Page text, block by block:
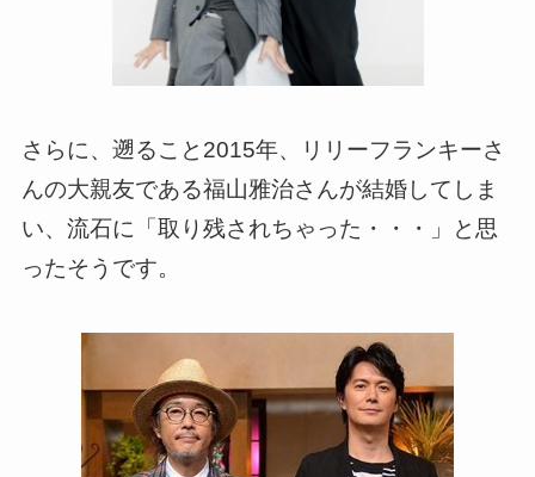
さらに、遡ること2015年、リリーフランキーさ
んの大親友である福山雅治さんが結婚してしま
い、流石に「取り残されちゃった・・・」と思
ったそうです。